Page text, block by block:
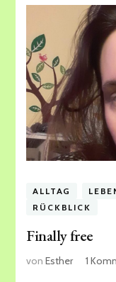
ALLTAG
RÜCKBLICK
Finally free
vonEsther 1